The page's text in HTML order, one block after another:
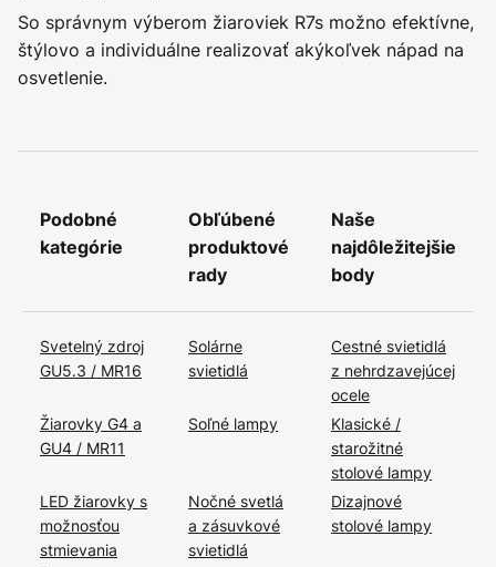
So správnym výberom žiaroviek R7s možno efektívne,
štýlovo a individuálne realizovať akýkoľvek nápad na
osvetlenie.
Podobné
kategórie
Obľúbené
produktové
rady
Naše
najdôležitejšie
body
Svetelný zdroj
GU5.3 / MR16
Solárne
svietidlá
Cestné svietidlá
z nehrdzavejúcej
ocele
Žiarovky G4 a
GU4 / MR11
Soľné lampy
Klasické /
starožitné
stolové lampy
LED žiarovky s
možnosťou
stmievania
Nočné svetlá
a zásuvkové
svietidlá
Dizajnové
stolové lampy